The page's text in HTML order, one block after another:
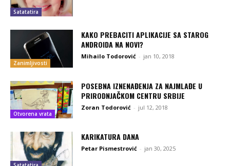
Satatatira
Zanimljivosti
KAKO PREBACITI APLIKACIJE SA STAROG
ANDROIDA NA NOVI?
Mihailo Todorović - jan 10, 2018
Otvorena vrata
POSEBNA IZNENAĐENJA ZA NAJMLAĐE U
PRIRODNJAČKOM CENTRU SRBIJE
Zoran Todorović - jul 12, 2018
KARIKATURA DANA
Petar Pismestrović - jan 30, 2025